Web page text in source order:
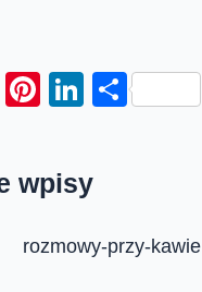
EmailPinterest
LinkedIn
Share
wpisy
rozmowy-przy-kawie